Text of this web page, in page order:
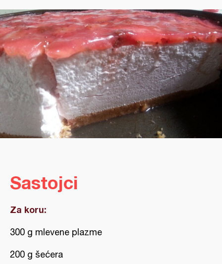
Sastojci
Za koru:
300 g mlevene plazme
200 g šećera